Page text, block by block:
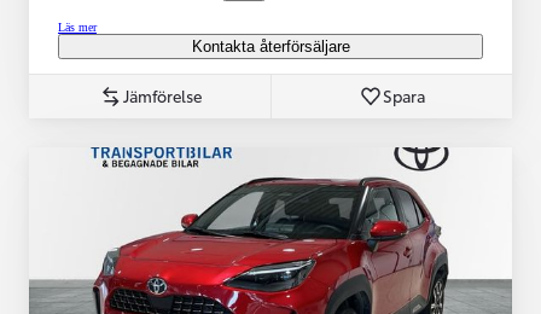
Läs mer
Kontakta återförsäljare
Jämförelse Spara